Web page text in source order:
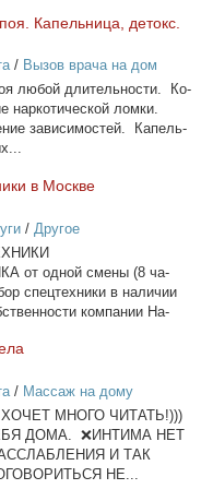
Ка­пель­ни­ца, де­токс.
/ Вызов врача на дом
лю­бой дли­тель­но­сти. Ко­
нар­ко­ти­че­ской лом­ки.
за­ви­си­мо­стей. Ка­пель­
в Москве
/ Другое
от од­ной сме­ны (8 ча­
спец­тех­ни­ки в на­ли­чии
ком­па­нии На­
/ Массаж на дому
МНОГО ЧИТАТЬ!)))
ДОМА. ❌ИНТИМА НЕТ
И ТАК
НЕ...